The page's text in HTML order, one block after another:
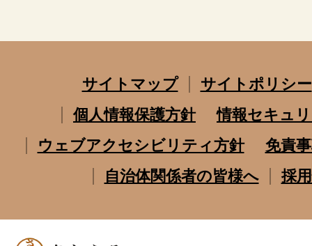
サイトマップ
サイトポリシー
個人情報保護方針
情報セキュ
ウェブアクセシビリティ方針
免責
自治体関係者の皆様へ
採